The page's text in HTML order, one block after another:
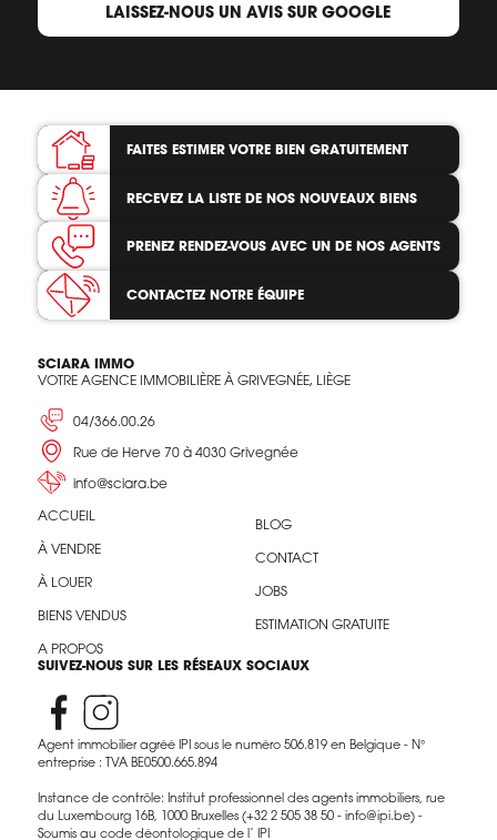
LAISSEZ-NOUS UN AVIS SUR GOOGLE
FAITES ESTIMER VOTRE BIEN GRATUITEMENT
RECEVEZ LA LISTE DE NOS NOUVEAUX BIENS
PRENEZ RENDEZ-VOUS AVEC UN DE NOS AGENTS
CONTACTEZ NOTRE ÉQUIPE
SCIARA IMMO
VOTRE AGENCE IMMOBILIÈRE À GRIVEGNÉE, LIÈGE
04/366.00.26
Rue de Herve 70 à 4030 Grivegnée
info@sciara.be
ACCUEIL
À VENDRE
À LOUER
BIENS VENDUS
A PROPOS
BLOG
CONTACT
JOBS
ESTIMATION GRATUITE
SUIVEZ-NOUS SUR LES RÉSEAUX SOCIAUX
Agent immobilier agréé IPI sous le numéro 506.819 en Belgique - N°
entreprise : TVA BE0500.665.894
Instance de contrôle: Institut professionnel des agents immobiliers, rue
du Luxembourg 16B, 1000 Bruxelles (+32 2 505 38 50 - info@ipi.be) -
Soumis au code déontologique de l’ IPI